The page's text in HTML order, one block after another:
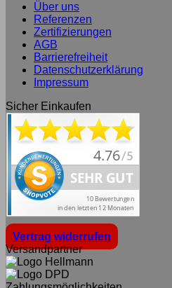
Über uns
Referenzen
Zertifizierungen
AGB
Barrierefreiheit
Datenschutzerklärung
Impressum
Sicher Einkaufen
Vertrag widerrufen
Versandpartner